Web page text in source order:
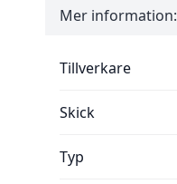
Mer information:
Tillverkare
Skick
Typ